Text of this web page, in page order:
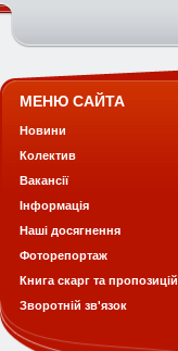
МЕНЮ САЙТА
Новини
Колектив
Вакансії
Інформація
Наші досягнення
Фоторепортаж
Книга скарг та пропозицій
Зворотній зв'язок